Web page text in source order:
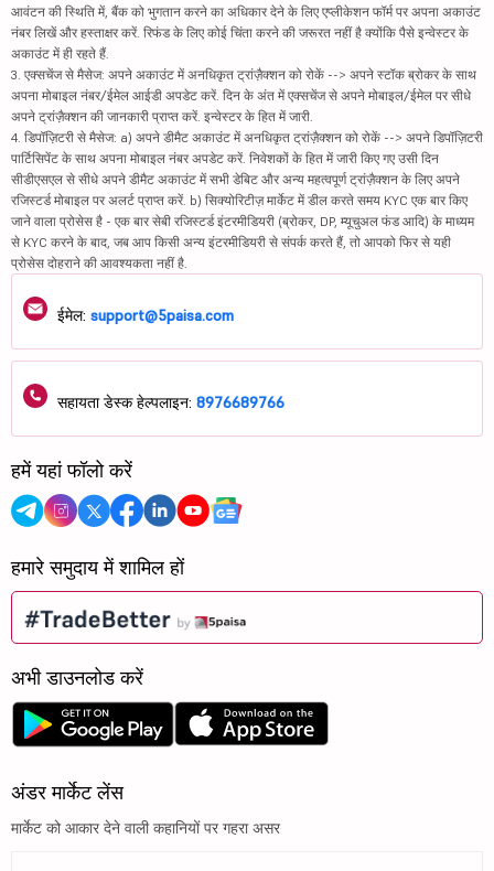
आवंटन की स्थिति में, बैंक को भुगतान करने का अधिकार देने के लिए एप्लीकेशन फॉर्म पर अपना अकाउंट
नंबर लिखें और हस्ताक्षर करें. रिफंड के लिए कोई चिंता करने की जरूरत नहीं है क्योंकि पैसे इन्वेस्टर के
अकाउंट में ही रहते हैं.
3. एक्सचेंज से मैसेज: अपने अकाउंट में अनधिकृत ट्रांज़ैक्शन को रोकें --> अपने स्टॉक ब्रोकर के साथ
अपना मोबाइल नंबर/ईमेल आईडी अपडेट करें. दिन के अंत में एक्सचेंज से अपने मोबाइल/ईमेल पर सीधे
अपने ट्रांज़ैक्शन की जानकारी प्राप्त करें. इन्वेस्टर के हित में जारी.
4. डिपॉज़िटरी से मैसेज: a) अपने डीमैट अकाउंट में अनधिकृत ट्रांज़ैक्शन को रोकें --> अपने डिपॉज़िटरी
पार्टिसिपेंट के साथ अपना मोबाइल नंबर अपडेट करें. निवेशकों के हित में जारी किए गए उसी दिन
सीडीएसएल से सीधे अपने डीमैट अकाउंट में सभी डेबिट और अन्य महत्वपूर्ण ट्रांज़ैक्शन के लिए अपने
रजिस्टर्ड मोबाइल पर अलर्ट प्राप्त करें. b) सिक्योरिटीज़ मार्केट में डील करते समय KYC एक बार किए
जाने वाला प्रोसेस है - एक बार सेबी रजिस्टर्ड इंटरमीडियरी (ब्रोकर, DP, म्यूचुअल फंड आदि) के माध्यम
से KYC करने के बाद, जब आप किसी अन्य इंटरमीडियरी से संपर्क करते हैं, तो आपको फिर से यही
प्रोसेस दोहराने की आवश्यकता नहीं है.
ईमेल: support@5paisa.com
सहायता डेस्क हेल्पलाइन: 8976689766
हमें यहां फॉलो करें
हमारे समुदाय में शामिल हों
अभी डाउनलोड करें
अंडर मार्केट लेंस
मार्केट को आकार देने वाली कहानियों पर गहरा असर